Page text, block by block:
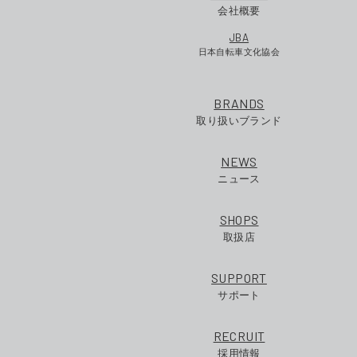
会社概要
JBA
日本自転車文化協会
BRANDS
取り扱いブランド
NEWS
ニュース
SHOPS
取扱店
SUPPORT
サポート
RECRUIT
採用情報